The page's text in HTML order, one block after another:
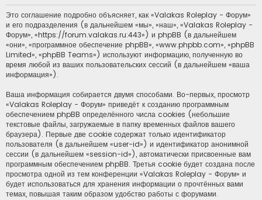
Это соглашение подробно объясняет, как «Valakas Roleplay - Форум»
и его подразделения (в дальнейшем «мы», «наш», «Valakas Roleplay -
Форум», «https://forum.valakas.ru:443») и phpBB (в дальнейшем
«они», «программное обеспечение phpBB», «www.phpbb.com», «phpBB
Limited», «phpBB Teams») используют информацию, полученную во
время любой из ваших пользовательских сессий (в дальнейшем «ваша
информация»).
Ваша информация собирается двумя способами. Во-первых, просмотр
«Valakas Roleplay - Форум» приведёт к созданию программным
обеспечением phpBB определённого числа cookies (небольшие
текстовые файлы, загружаемые в папку временных файлов вашего
браузера). Первые две cookie содержат только идентификатор
пользователя (в дальнейшем «user-id») и идентификатор анонимной
сессии (в дальнейшем «session-id»), автоматически присвоенные вам
программным обеспечением phpBB. Третья cookie будет создана после
просмотра одной из тем конференции «Valakas Roleplay - Форум» и
будет использоваться для хранения информации о прочтённых вами
темах, повышая таким образом удобство работы с форумами.